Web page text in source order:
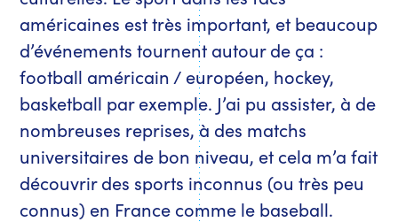
américaines est très important, et beaucoup
d’événements tournent autour de ça :
football américain / européen, hockey,
basketball par exemple. J’ai pu assister, à de
nombreuses reprises, à des matchs
universitaires de bon niveau, et cela m’a fait
découvrir des sports inconnus (ou très peu
connus) en France comme le baseball.